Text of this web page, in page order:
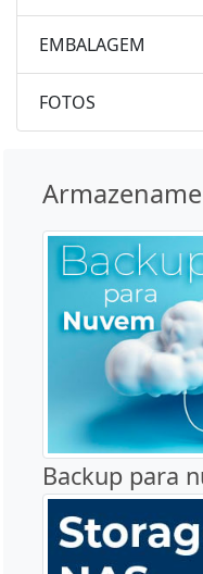
EMBALAGEM
FOTOS
Backup para